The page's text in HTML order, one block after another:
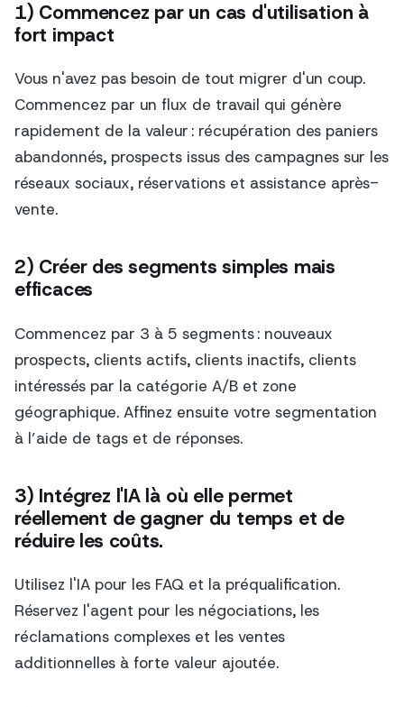
1) Commencez par un cas d'utilisation à
fort impact
Vous n'avez pas besoin de tout migrer d'un coup.
Commencez par un flux de travail qui génère
rapidement de la valeur : récupération des paniers
abandonnés, prospects issus des campagnes sur les
réseaux sociaux, réservations et assistance après-
vente.
2) Créer des segments simples mais
efficaces
Commencez par 3 à 5 segments : nouveaux
prospects, clients actifs, clients inactifs, clients
intéressés par la catégorie A/B et zone
géographique. Affinez ensuite votre segmentation
à l’aide de tags et de réponses.
3) Intégrez l'IA là où elle permet
réellement de gagner du temps et de
réduire les coûts.
Utilisez l'IA pour les FAQ et la préqualification.
Réservez l'agent pour les négociations, les
réclamations complexes et les ventes
additionnelles à forte valeur ajoutée.